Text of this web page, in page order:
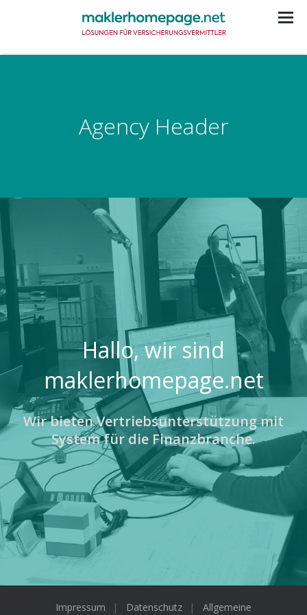
Agency Header
Hallo, wir sind
maklerhomepage.net
Wir bieten Vertriebsunterstützung mit
System für die Finanzbranche.
Impressum Datenschutz Allgemeine